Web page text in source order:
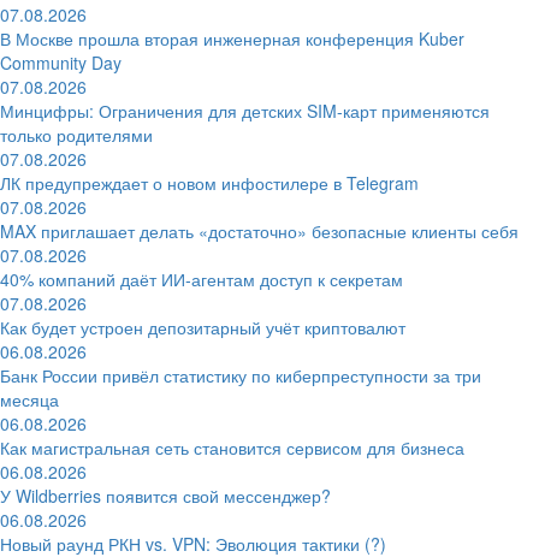
07.08.2026
В Москве прошла вторая инженерная конференция Kuber
Community Day
07.08.2026
Минцифры: Ограничения для детских SIM-карт применяются
только родителями
07.08.2026
ЛК предупреждает о новом инфостилере в Telegram
07.08.2026
MAX приглашает делать «достаточно» безопасные клиенты себя
07.08.2026
40% компаний даёт ИИ‑агентам доступ к секретам
07.08.2026
Как будет устроен депозитарный учёт криптовалют
06.08.2026
Банк России привёл статистику по киберпреступности за три
месяца
06.08.2026
Как магистральная сеть становится сервисом для бизнеса
06.08.2026
У Wildberries появится свой мессенджер?
06.08.2026
Новый раунд РКН vs. VPN: Эволюция тактики (?)